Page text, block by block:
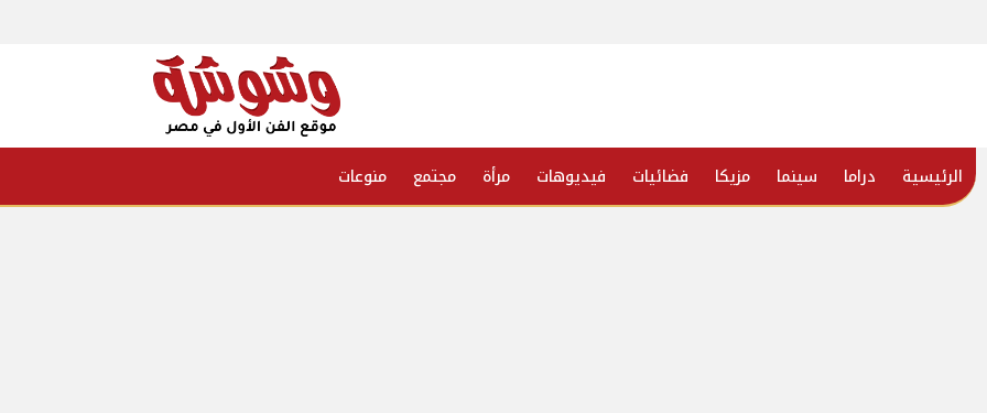
الرئيسية دراما سينما مزيكا فضائيات فيديوهات مرأة مجتمع منوعات